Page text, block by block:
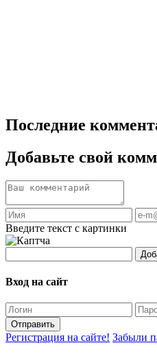
Последние
Добавьте свой
Введите текст с картинки
Вход на сайт
Отправить
Регистрация на сайте! Забыли